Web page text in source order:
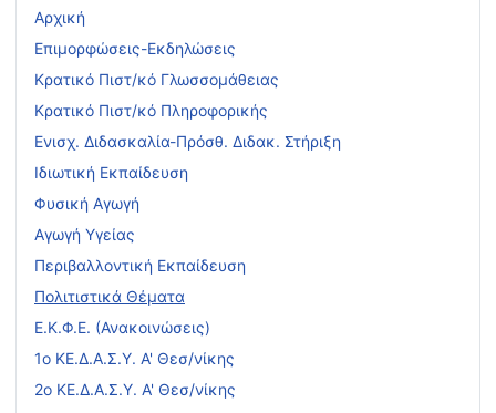
Αρχική
Επιμορφώσεις-Εκδηλώσεις
Κρατικό Πιστ/κό Γλωσσομάθειας
Κρατικό Πιστ/κό Πληροφορικής
Ενισχ. Διδασκαλία-Πρόσθ. Διδακ. Στήριξη
Ιδιωτική Εκπαίδευση
Φυσική Αγωγή
Αγωγή Υγείας
Περιβαλλοντική Εκπαίδευση
Πολιτιστικά Θέματα
Ε.Κ.Φ.Ε. (Ανακοινώσεις)
1ο ΚΕ.Δ.Α.Σ.Υ. Α' Θεσ/νίκης
2ο ΚΕ.Δ.Α.Σ.Υ. Α' Θεσ/νίκης